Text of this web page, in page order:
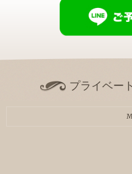
プライベー